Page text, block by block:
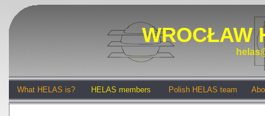
WROCŁAW
What HELAS is? HELAS members Polish HELAS team